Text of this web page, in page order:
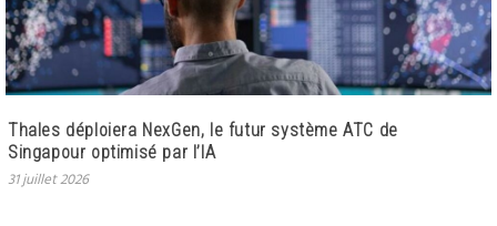
Thales déploiera NexGen, le futur système ATC de
Singapour optimisé par l’IA
31 juillet 2026